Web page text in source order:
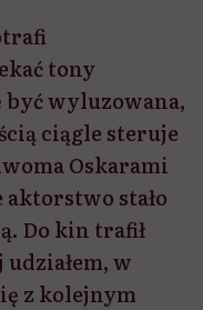
tony
być wyluzowana,
ciągle steruje
Oskarami
aktorstwo stało
Do kin trafił
w
z kolejnym